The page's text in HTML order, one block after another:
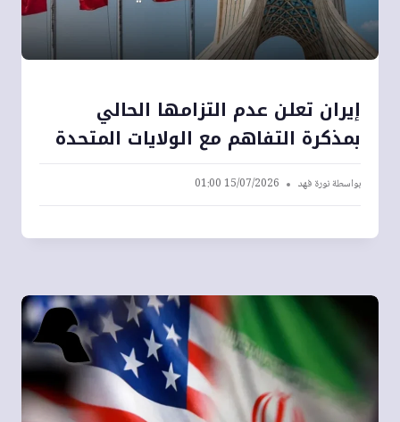
إيران تعلن عدم التزامها الحالي
بمذكرة التفاهم مع الولايات المتحدة
بواسطةنورة فهد 15/07/2026 01:00